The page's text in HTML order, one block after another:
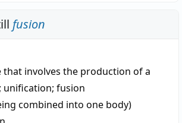
fusion
that involves the production of a
; unification; fusion
combined into one body)